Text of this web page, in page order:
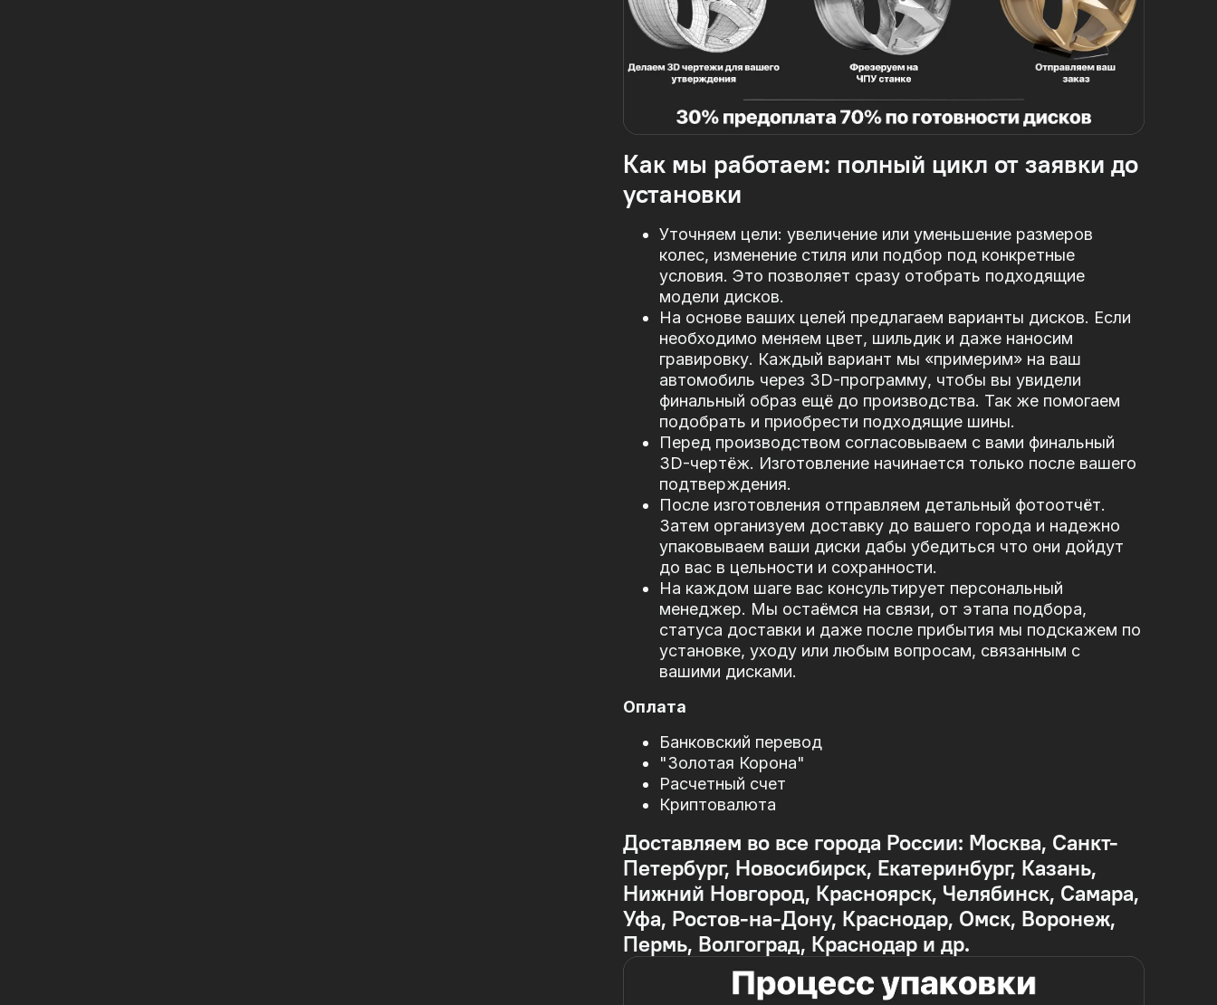
Как мы работаем: полный цикл от заявки до
установки
Уточняем цели: увеличение или уменьшение размеров
колес, изменение стиля или подбор под конкретные
условия. Это позволяет сразу отобрать подходящие
модели дисков.
На основе ваших целей предлагаем варианты дисков. Если
необходимо меняем цвет, шильдик и даже наносим
гравировку. Каждый вариант мы «примерим» на ваш
автомобиль через 3D-программу, чтобы вы увидели
финальный образ ещё до производства. Так же помогаем
подобрать и приобрести подходящие шины.
Перед производством согласовываем с вами финальный
3D-чертёж. Изготовление начинается только после вашего
подтверждения.
После изготовления отправляем детальный фотоотчёт.
Затем организуем доставку до вашего города и надежно
упаковываем ваши диски дабы убедиться что они дойдут
до вас в цельности и сохранности.
На каждом шаге вас консультирует персональный
менеджер. Мы остаёмся на связи, от этапа подбора,
статуса доставки и даже после прибытия мы подскажем по
установке, уходу или любым вопросам, связанным с
вашими дисками.
Оплата
Банковский перевод
"Золотая Корона"
Расчетный счет
Криптовалюта
Доставляем во все города России: Москва, Санкт-
Петербург, Новосибирск, Екатеринбург, Казань,
Нижний Новгород, Красноярск, Челябинск, Самара,
Уфа, Ростов-на-Дону, Краснодар, Омск, Воронеж,
Пермь, Волгоград, Краснодар и др.